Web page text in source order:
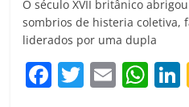
O século XVII britânico
sombrios de histeria coletiva,
liderados por uma dupla
F T E W